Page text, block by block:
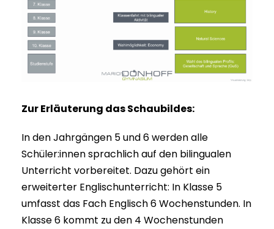
Zur Erläuterung das Schaubildes:
In den Jahrgängen 5 und 6 werden alle
Schüler:innen sprachlich auf den bilingualen
Unterricht vorbereitet. Dazu gehört ein
erweiterter Englischunterricht: In Klasse 5
umfasst das Fach Englisch 6 Wochenstunden. In
Klasse 6 kommt zu den 4 Wochenstunden